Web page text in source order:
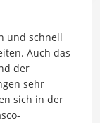
und schnell
Auch das
der
sehr
sich in der